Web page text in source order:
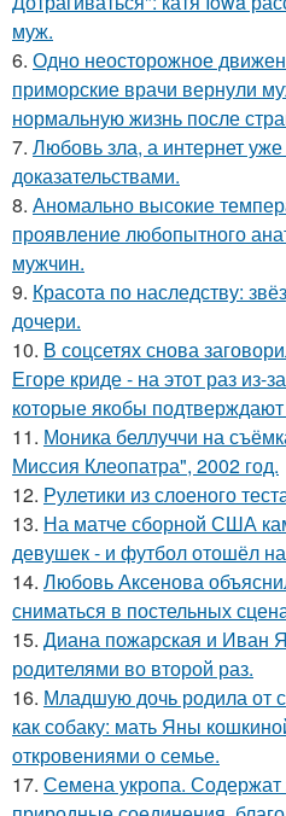
муж.
6. Одно неосторожное
приморские врачи вернули
нормальную жизнь после
7. Любовь зла, а интернет
доказательствами.
8. Аномально высокие
проявление любопытного
мужчин.
9. Красота по наследству:
дочери.
10. В соцсетях снова
Егоре криде - на этот раз из-
которые якобы
11. Моника беллуччи на
Миссия Клеопатра", 2002 год.
12. Рулетики из слоеного
13. На матче сборной США
девушек - и футбол отошёл
14. Любовь Аксенова
сниматься в постельных
15. Диана пожарская и Иван
родителями во второй раз.
16. Младшую дочь родила от
как собаку: мать Яны
откровениями о семье.
17. Семена укропа.